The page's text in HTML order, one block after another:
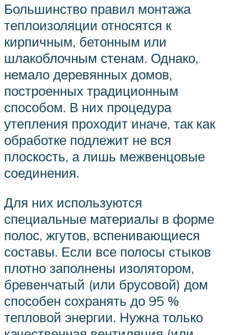
Большинство правил монтажа
теплоизоляции относятся к
кирпичным, бетонным или
шлакоблочным стенам. Однако,
немало деревянных домов,
построенных традиционным
способом. В них процедура
утепления проходит иначе, так как
обработке подлежит не вся
плоскость, а лишь межвенцовые
соединения.
Для них используются
специальные материалы в форме
полос, жгутов, вспенивающиеся
составы. Если все полосы стыков
плотно заполнены изолятором,
бревенчатый (или брусовой) дом
способен сохранять до 95 %
тепловой энергии. Нужна только